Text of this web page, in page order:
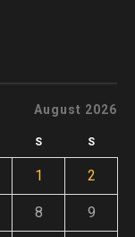
August 2026
S S
1 2
8 9